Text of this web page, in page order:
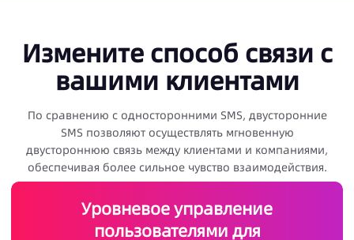
Измените способ связи с
вашими клиентами
По сравнению с односторонними SMS, двусторонние
SMS позволяют осуществлять мгновенную
двустороннюю связь между клиентами и компаниями,
обеспечивая более сильное чувство взаимодействия.
Уровневое управление
пользователями для